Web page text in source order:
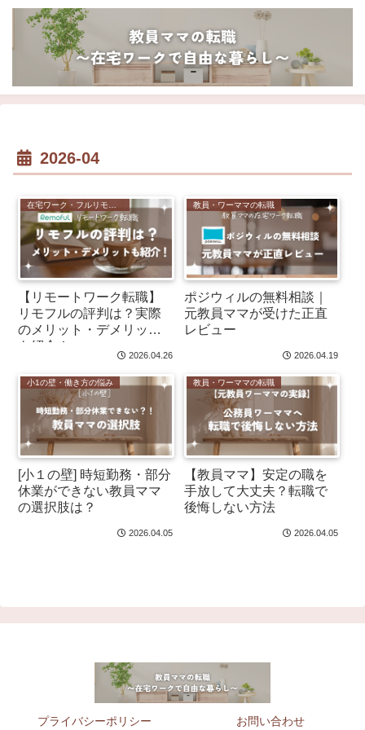
2026-04
【リモートワーク転職】
リモフルの評判は？実際
のメリット・デメリット
も紹介！
2026.04.26
教員・ワーママの転職
ポジウィルの無料相談｜
元教員ママが受けた正直
レビュー
2026.04.19
小1の壁・働き方の悩み
[小１の壁] 時短勤務・部分
休業ができない教員ママ
の選択肢は？
2026.04.05
教員・ワーママの転職
【教員ママ】安定の職を
手放して大丈夫？転職で
後悔しない方法
2026.04.05
プライバシーポリシー お問い合わせ